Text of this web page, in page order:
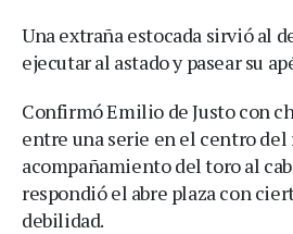
Una extraña estocada sirvió al
ejecutar al astado y pasear su
Confirmó Emilio de Justo con
entre una serie en el centro del
acompañamiento del toro al
respondió el abre plaza con
debilidad.